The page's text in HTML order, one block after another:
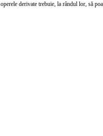
derivate trebuie, la rândul lor, să